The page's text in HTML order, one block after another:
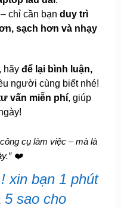
chỉ cần bạn duy trì
sạch hơn và nhạy
, hãy để lại bình luận,
người cùng biết nhé!
vấn miễn phí, giúp
cụ làm việc – mà là
❤️
xin bạn 1 phút
5 sao cho